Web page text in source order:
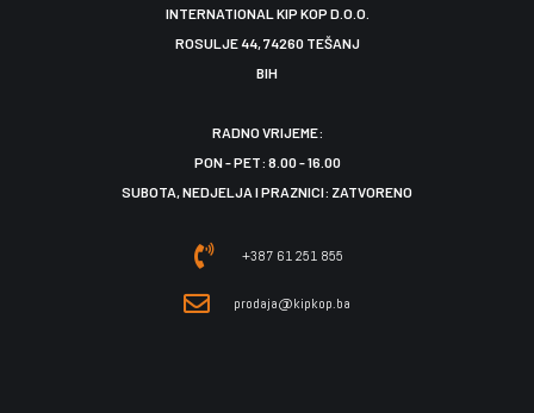
INTERNATIONAL KIP KOP D.O.O.
ROSULJE 44, 74260 TEŠANJ
BIH
RADNO VRIJEME:
PON - PET: 8.00 - 16.00
SUBOTA, NEDJELJA I PRAZNICI: ZATVORENO
+387 61 251 855
prodaja@kipkop.ba